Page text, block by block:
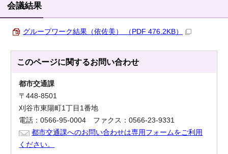
会議結果
グループワーク結果（依佐美） （PDF 476.2KB）
このページに関するお問い合わせ
都市交通課
〒448-8501
刈谷市東陽町1丁目1番地
電話：0566-95-0004 ファクス：0566-23-9331
都市交通課へのお問い合わせは専用フォームをご利用
ください。